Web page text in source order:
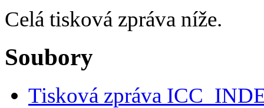
Celá tisková zpráva níže.
Soubory
Tisková zpráva